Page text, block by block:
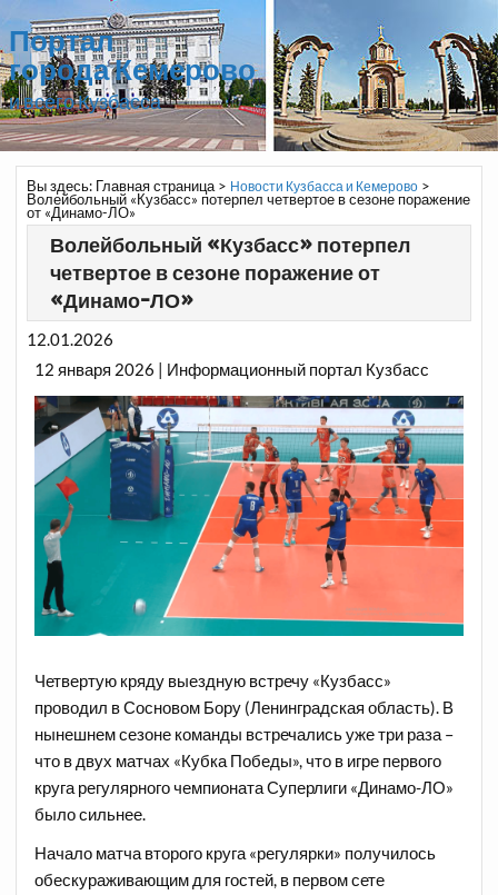
Портал
города Кемерово
и всего Кузбасса
Вы здесь: Главная страница> Новости Кузбасса и Кемерово>
Волейбольный «Кузбасс» потерпел четвертое в сезоне поражение
от «Динамо-ЛО»
Волейбольный «Кузбасс» потерпел
четвертое в сезоне поражение от
«Динамо-ЛО»
12.01.2026
12 января 2026 | Информационный портал Кузбасс
Четвертую кряду выездную встречу «Кузбасс»
проводил в Сосновом Бору (Ленинградская область). В
нынешнем сезоне команды встречались уже три раза –
что в двух матчах «Кубка Победы», что в игре первого
круга регулярного чемпионата Суперлиги «Динамо-ЛО»
было сильнее.
Начало матча второго круга «регулярки» получилось
обескураживающим для гостей, в первом сете